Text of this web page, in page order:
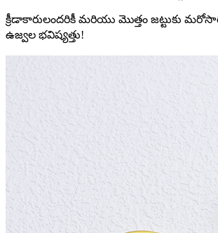
క్రీడాకారులందరికీ మరియు మొత్తం జట్టుకు
ఉజ్వల భవిష్యత్తు!